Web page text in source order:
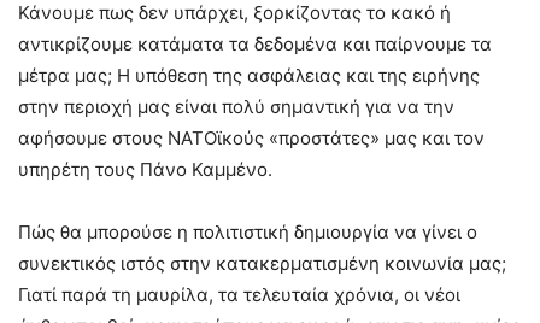
Κάνουμε πως δεν υπάρχει, ξορκίζοντας το κακό ή
αντικρίζουμε κατάματα τα δεδομένα και παίρνουμε τα
μέτρα μας; Η υπόθεση της ασφάλειας και της ειρήνης
στην περιοχή μας είναι πολύ σημαντική για να την
αφήσουμε στους ΝΑΤΟϊκούς «προστάτες» μας και τον
υπηρέτη τους Πάνο Καμμένο.
Πώς θα μπορούσε η πολιτιστική δημιουργία να γίνει ο
συνεκτικός ιστός στην κατακερματισμένη κοινωνία μας;
Γιατί παρά τη μαυρίλα, τα τελευταία χρόνια, οι νέοι